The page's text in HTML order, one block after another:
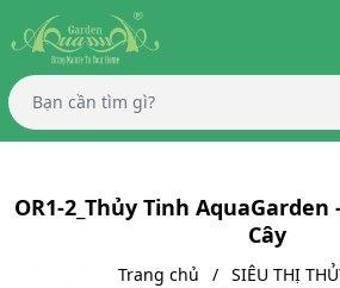
OR1-2_Thủy Tinh AquaGarden
Cây
Trang chủ
SIÊU THỊ